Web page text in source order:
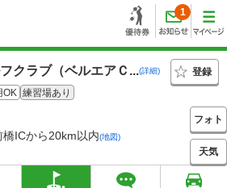
1
クラブ（ベルエアＣ...(詳細)
登録
OK 練習場あり
橋ICから20km以内(地図)
フォト
天気